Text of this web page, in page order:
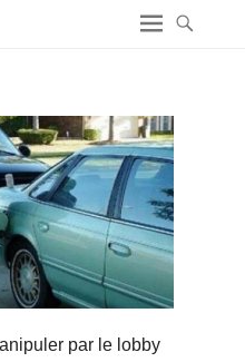
par le lobby